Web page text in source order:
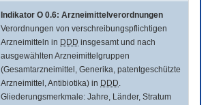
Indikator O 0.6: Arzneimittelverordnungen
Verordnungen von verschreibungspflichtigen
Arzneimitteln in DDD insgesamt und nach
ausgewählten Arzneimittelgruppen
(Gesamtarzneimittel, Generika, patentgeschützte
Arzneimittel, Antibiotika) in DDD.
Gliederungsmerkmale: Jahre, Länder, Stratum